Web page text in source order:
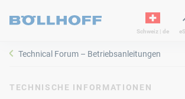
Schweiz | de
Technical Forum – Betriebsanleitungen
TECHNISCHE INFORMATIONEN